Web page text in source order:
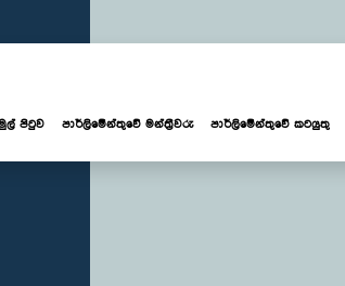
පිටුව පාර්ලි‌මේන්තුවේ මන්ත්‍රීවරු පාර්ලිමේන්තුවේ කටයුතු